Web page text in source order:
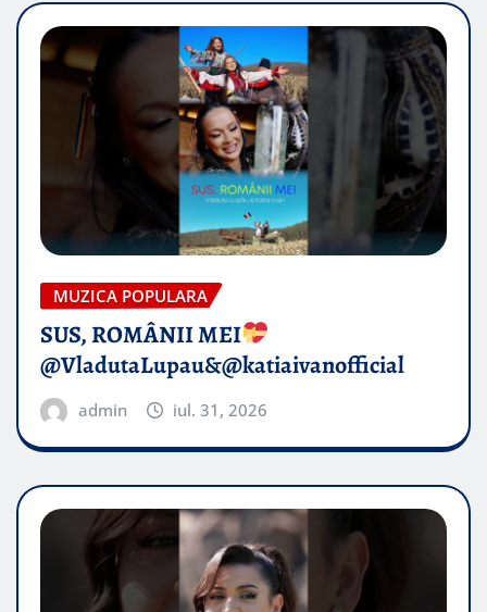
MUZICA POPULARA
SUS, ROMÂNII MEI
@VladutaLupau&@katiaivanofficial
admin iul. 31, 2026